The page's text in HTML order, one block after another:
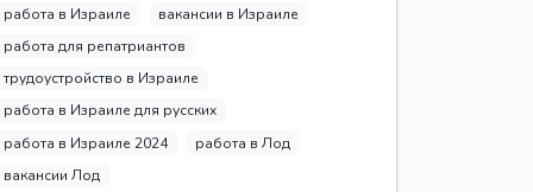
работа в Израиле
вакансии в Израиле
работа для репатриантов
трудоустройство в Израиле
работа в Израиле для русских
работа в Израиле 2024
работа в Лод
вакансии Лод